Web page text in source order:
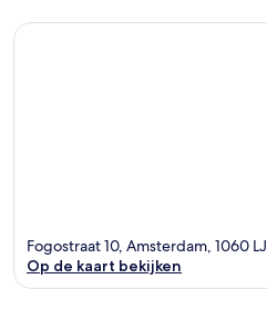
Fogostraat 10, Amsterdam, 1060 LJ
Op de kaart bekijken